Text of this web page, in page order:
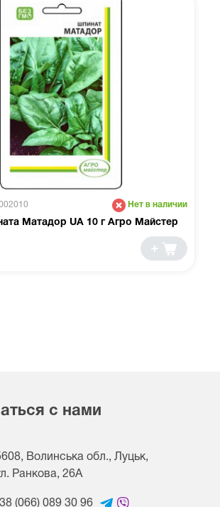
Нет в наличии
Матадор UA 10 г Агро Майстер
с нами
Волинська обл., Луцьк,
Ранкова, 26A
(066) 089 30 96